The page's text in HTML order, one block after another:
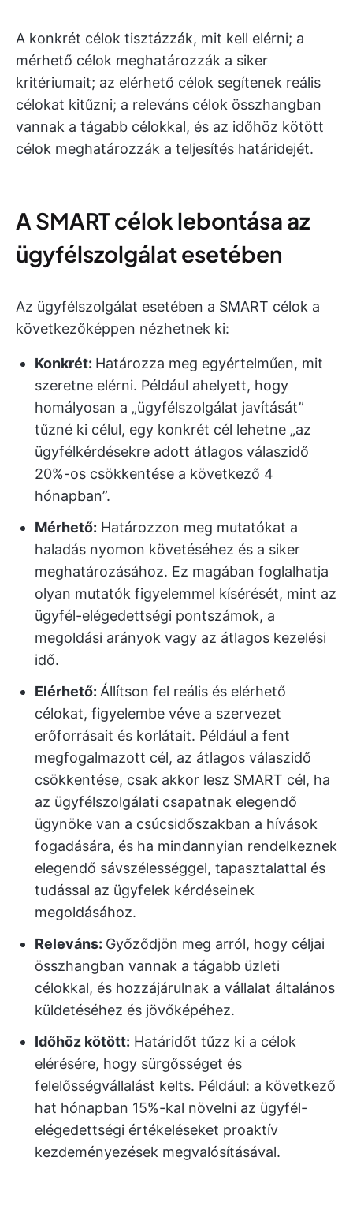
A konkrét célok tisztázzák, mit kell elérni; a
mérhető célok meghatározzák a siker
kritériumait; az elérhető célok segítenek reális
célokat kitűzni; a releváns célok összhangban
vannak a tágabb célokkal, és az időhöz kötött
célok meghatározzák a teljesítés határidejét.
A SMART célok lebontása az
ügyfélszolgálat esetében
Az ügyfélszolgálat esetében a SMART célok a
következőképpen nézhetnek ki:
Konkrét: Határozza meg egyértelműen, mit
szeretne elérni. Például ahelyett, hogy
homályosan a „ügyfélszolgálat javítását”
tűzné ki célul, egy konkrét cél lehetne „az
ügyfélkérdésekre adott átlagos válaszidő
20%-os csökkentése a következő 4
hónapban”.
Mérhető: Határozzon meg mutatókat a
haladás nyomon követéséhez és a siker
meghatározásához. Ez magában foglalhatja
olyan mutatók figyelemmel kísérését, mint az
ügyfél-elégedettségi pontszámok, a
megoldási arányok vagy az átlagos kezelési
idő.
Elérhető: Állítson fel reális és elérhető
célokat, figyelembe véve a szervezet
erőforrásait és korlátait. Például a fent
megfogalmazott cél, az átlagos válaszidő
csökkentése, csak akkor lesz SMART cél, ha
az ügyfélszolgálati csapatnak elegendő
ügynöke van a csúcsidőszakban a hívások
fogadására, és ha mindannyian rendelkeznek
elegendő sávszélességgel, tapasztalattal és
tudással az ügyfelek kérdéseinek
megoldásához.
Releváns: Győződjön meg arról, hogy céljai
összhangban vannak a tágabb üzleti
célokkal, és hozzájárulnak a vállalat általános
küldetéséhez és jövőképéhez.
Időhöz kötött: Határidőt tűzz ki a célok
elérésére, hogy sürgősséget és
felelősségvállalást kelts. Például: a következő
hat hónapban 15%-kal növelni az ügyfél-
elégedettségi értékeléseket proaktív
kezdeményezések megvalósításával.